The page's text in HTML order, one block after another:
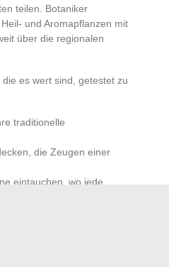
teilen. Botaniker
und Aromapflanzen mit
über die regionalen
es wert sind, getestet zu
traditionelle
die Zeugen einer
eintauchen, wo jede